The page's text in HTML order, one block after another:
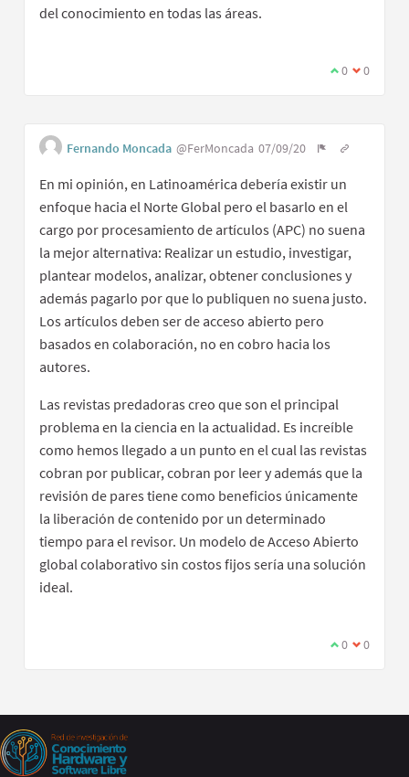
del conocimiento en todas las áreas.
0 0
Fernando Moncada @FerMoncada 07/09/20
En mi opinión, en Latinoamérica debería existir un
enfoque hacia el Norte Global pero el basarlo en el
cargo por procesamiento de artículos (APC) no suena
la mejor alternativa: Realizar un estudio, investigar,
plantear modelos, analizar, obtener conclusiones y
además pagarlo por que lo publiquen no suena justo.
Los artículos deben ser de acceso abierto pero
basados en colaboración, no en cobro hacia los
autores.
Las revistas predadoras creo que son el principal
problema en la ciencia en la actualidad. Es increíble
como hemos llegado a un punto en el cual las revistas
cobran por publicar, cobran por leer y además que la
revisión de pares tiene como beneficios únicamente
la liberación de contenido por un determinado
tiempo para el revisor. Un modelo de Acceso Abierto
global colaborativo sin costos fijos sería una solución
ideal.
0 0